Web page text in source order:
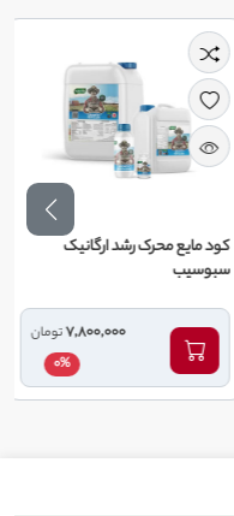
کود مایع محرک رشد ارگانیک
سبوسیب
7,800,000تومان
0%